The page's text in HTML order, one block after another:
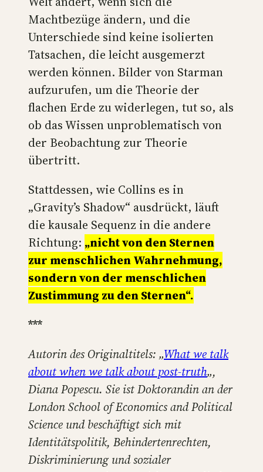
Machtbezüge ändern, und die
Unterschiede sind keine isolierten
Tatsachen, die leicht ausgemerzt
werden können. Bilder von Starman
aufzurufen, um die Theorie der
flachen Erde zu widerlegen, tut so, als
ob das Wissen unproblematisch von
der Beobachtung zur Theorie
übertritt.
Stattdessen, wie Collins es in
„Gravity’s Shadow“ ausdrückt, läuft
die kausale Sequenz in die andere
Richtung: „nicht von den Sternen
zur menschlichen Wahrnehmung,
sondern von der menschlichen
Zustimmung zu den Sternen“.
***
Autorin des Originaltitels: „What we talk
about when we talk about post-truth„,
Diana Popescu. Sie ist Doktorandin an der
London School of Economics and Political
Science und beschäftigt sich mit
Identitätspolitik, Behindertenrechten,
Diskriminierung und sozialer